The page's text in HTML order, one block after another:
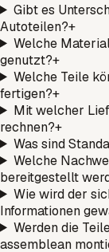
Gibt es
Autoteilen?+
Welche
genutzt?+
Welche Teile
fertigen?+
Mit welcher
rechnen?+
Was sind
Welche
bereitgestellt
Wie wird der
Informationen
Werden die
assemblean